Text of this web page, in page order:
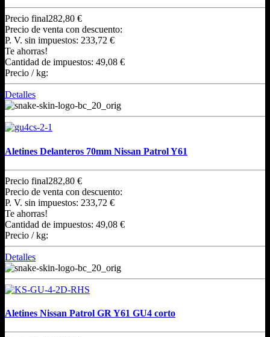
Precio final282,80 €
Precio de venta con descuento:
P. V. sin impuestos: 233,72 €
Te ahorras!
Cantidad de impuestos: 49,08 €
Precio / kg:
Detalles
Aletines Delanteros 70mm Nissan Patrol Y61
Precio final282,80 €
Precio de venta con descuento:
P. V. sin impuestos: 233,72 €
Te ahorras!
Cantidad de impuestos: 49,08 €
Precio / kg:
Detalles
Aletines Nissan Patrol GR Y61 GU4 corto